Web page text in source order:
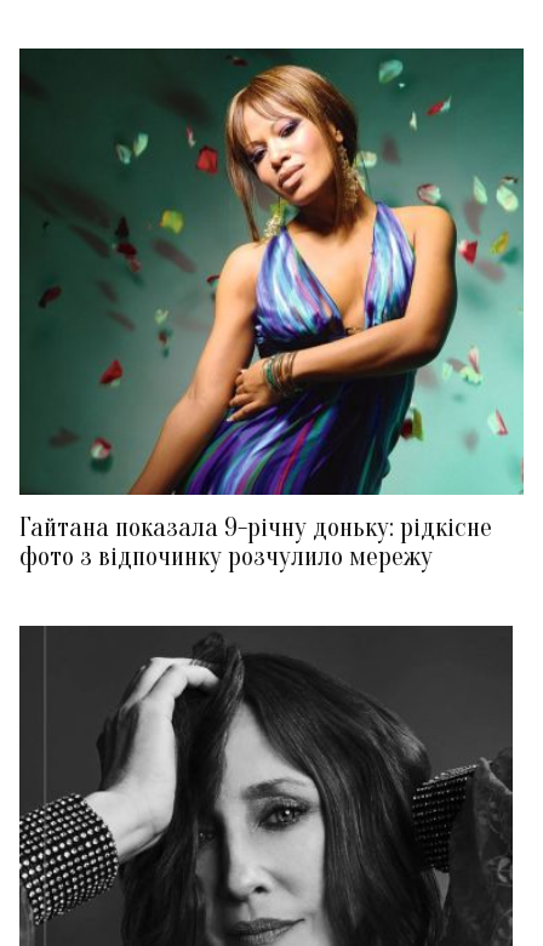
Гайтана показала 9-річну доньку: рідкісне
фото з відпочинку розчулило мережу